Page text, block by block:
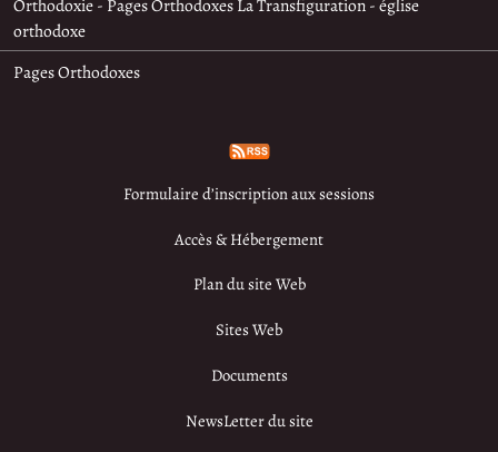
Orthodoxie - Pages Orthodoxes La Transfiguration - église
orthodoxe
Pages Orthodoxes
Formulaire d’inscription aux sessions
Accès & Hébergement
Plan du site Web
Sites Web
Documents
NewsLetter du site